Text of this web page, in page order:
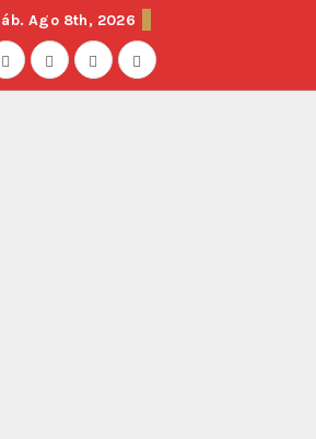
Ago 8th, 2026
de herramientas